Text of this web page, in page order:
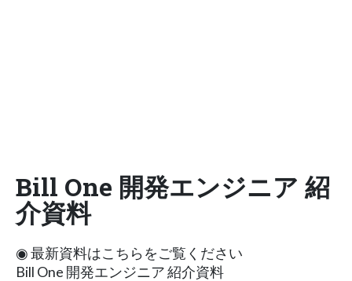
Bill One 開発エンジニア 紹
介資料
◉ 最新資料はこちらをご覧ください
Bill One 開発エンジニア 紹介資料